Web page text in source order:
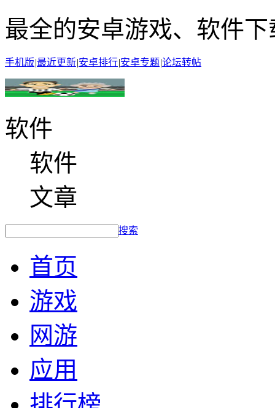
最全的安卓游戏、软件下
手机版|最近更新|安卓排行|安卓专题|论坛转帖
软件
软件
文章
搜索
首页
游戏
网游
应用